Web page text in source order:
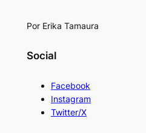
Por Erika Tamaura
Social
Facebook
Instagram
Twitter/X